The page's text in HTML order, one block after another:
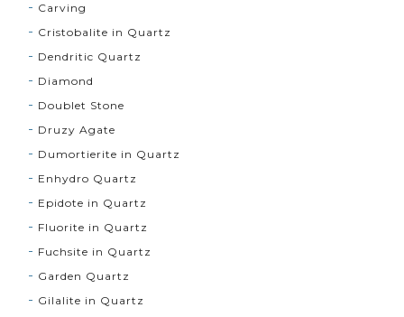
Carving
Cristobalite in Quartz
Dendritic Quartz
Diamond
Doublet Stone
Druzy Agate
Dumortierite in Quartz
Enhydro Quartz
Epidote in Quartz
Fluorite in Quartz
Fuchsite in Quartz
Garden Quartz
Gilalite in Quartz